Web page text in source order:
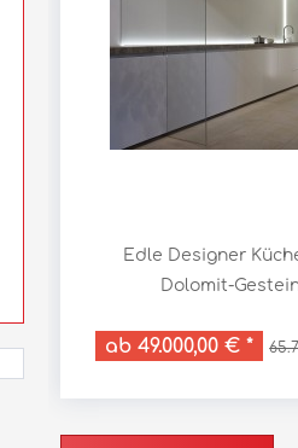
Edle Designer
Dolomit-
ab 49.000,00 € *